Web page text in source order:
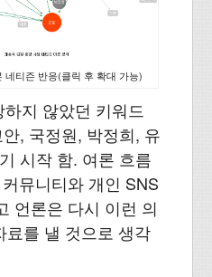
네티즌 반응(클릭 후 확대 가능)
지 않았던 키워드
, 국정원, 박정희, 유
시작 함. 여론 흐름
뮤니티와 개인 SNS
언론은 다시 이런 의
료를 낼 것으로 생각